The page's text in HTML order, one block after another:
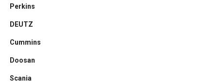
Perkins
DEUTZ
Cummins
Doosan
Scania